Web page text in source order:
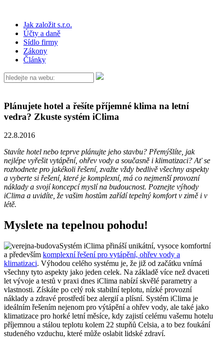
Jak založit s.r.o.
Účty a daně
Sídlo firmy
Zákony
Články
Plánujete hotel a řešíte příjemné klima na letní
vedra? Zkuste systém iClima
22.8.2016
Stavíte hotel nebo teprve plánujte jeho stavbu? Přemýšlíte, jak
nejlépe vyřešit vytápění, ohřev vody a současně i klimatizaci? Ať se
rozhodnete pro jakékoli řešení, zvažte vždy bedlivě všechny aspekty
a vyberte si řešení, které je komplexní, má co nejmenší provozní
náklady a svojí koncepcí myslí na budoucnost. Poznejte výhody
iClima a uvidíte, že vašim hostům zařídí tepelný komfort v zimě i v
létě.
Myslete na tepelnou pohodu!
Systém iClima přináší unikátní, vysoce komfortní
a především komplexní řešení pro vytápění, ohřev vody a
klimatizaci. Výhodou celého systému je, že již od začátku vnímá
všechny tyto aspekty jako jeden celek. Na základě více než dvaceti
let vývoje a testů v praxi dnes iClima nabízí skvělé parametry a
vlastnosti. Získáte po celý rok stabilní teplotu, nízké provozní
náklady a zdravé prostředí bez alergií a plísní. Systém iClima je
ideálním řešením nejenom pro výtápění a ohřev vody, ale také jako
klimatizace pro horké letní měsíce, kdy zajistí celému vašemu hotelu
příjemnou a stálou teplotu kolem 22 stupňů Celsia, a to bez foukání
studeného vzduchu, které může oslabit lidské zdraví.